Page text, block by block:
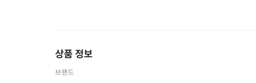
상품 정보
브랜드